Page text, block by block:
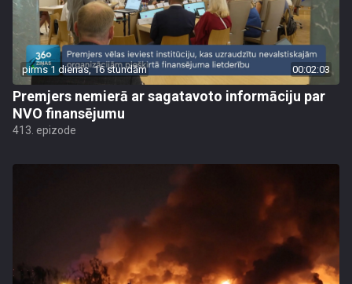
pirms 1 dienas, 16 stundām 00:02:03
Premjers nemierā ar sagatavoto informāciju par
NVO finansējumu
413. epizode